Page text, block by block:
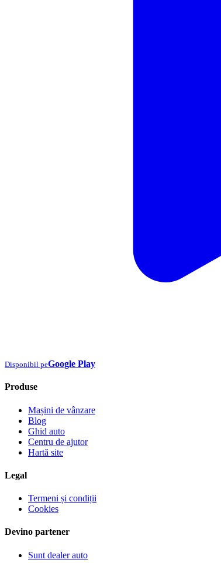
Disponibil peGoogle Play
Produse
Mașini de vânzare
Blog
Ghid auto
Centru de ajutor
Hartă site
Legal
Termeni și condiții
Cookies
Devino partener
Sunt dealer auto